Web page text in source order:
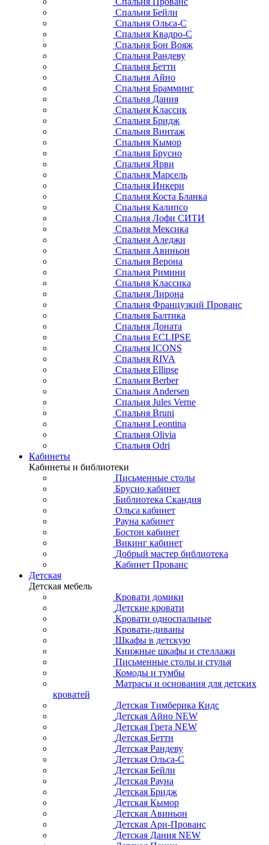
Спальня Бейли
Спальня Ольса-С
Спальня Квадро-С
Спальня Бон Вояж
Спальня Рандеву
Спальня Бетти
Спальня Айно
Спальня Брамминг
Спальня Дания
Спальня Классик
Спальня Бридж
Спальня Винтаж
Спальня Кымор
Спальня Брусно
Спальня Ярви
Спальня Марсель
Спальня Инкери
Спальня Коста Бланка
Спальня Калипсо
Спальня Лофи СИТИ
Спальня Мексика
Спальня Аледжи
Спальня Авиньон
Спальня Верона
Спальня Римини
Спальня Классика
Спальня Лирона
Спальня Французкий Прованс
Спальня Балтика
Спальня Доната
Спальня ECLIPSE
Спальня ICONS
Спальня RIVA
Спальня Ellipse
Спальня Berber
Спальня Andersen
Спальня Jules Verne
Спальня Bruni
Спальня Leontina
Спальня Olivia
Спальня Odri
Кабинеты
Кабинеты и библиотеки
Письменные столы
Брусно кабинет
Библиотека Скандия
Ольса кабинет
Рауна кабинет
Бостон кабинет
Викинг кабинет
Добрый мастер библиотека
Кабинет Прованс
Детская
Детская мебель
Кровати домики
Детские кровати
Кровати односпальные
Кровати-диваны
Шкафы в детскую
Книжные шкафы и стеллажи
Письменные столы и стулья
Комоды и тумбы
Матрасы и основания для детских
кроватей
Детская Тимберика Кидс
Детская Айно NEW
Детская Грета NEW
Детская Бетти
Детская Рандеву
Детская Ольса-С
Детская Бейли
Детская Рауна
Детская Бридж
Детская Кымор
Детская Авиньон
Детская Ари-Прованс
Детская Дания NEW